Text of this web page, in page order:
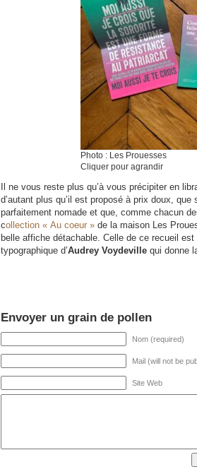
Photo : Les Prouesses
Cliquer pour agrandir
Il ne vous reste plus qu’à vous précipiter en
d’autant plus qu’il est proposé à prix doux,
parfaitement nomade et que, comme chacun
collection « Au coeur » de la maison Les
belle affiche détachable. Celle de ce recueil est
typographique d’Audrey Voydeville qui donne
Envoyer un grain de pollen
Nom (required)
Mail (will not be
Site Web